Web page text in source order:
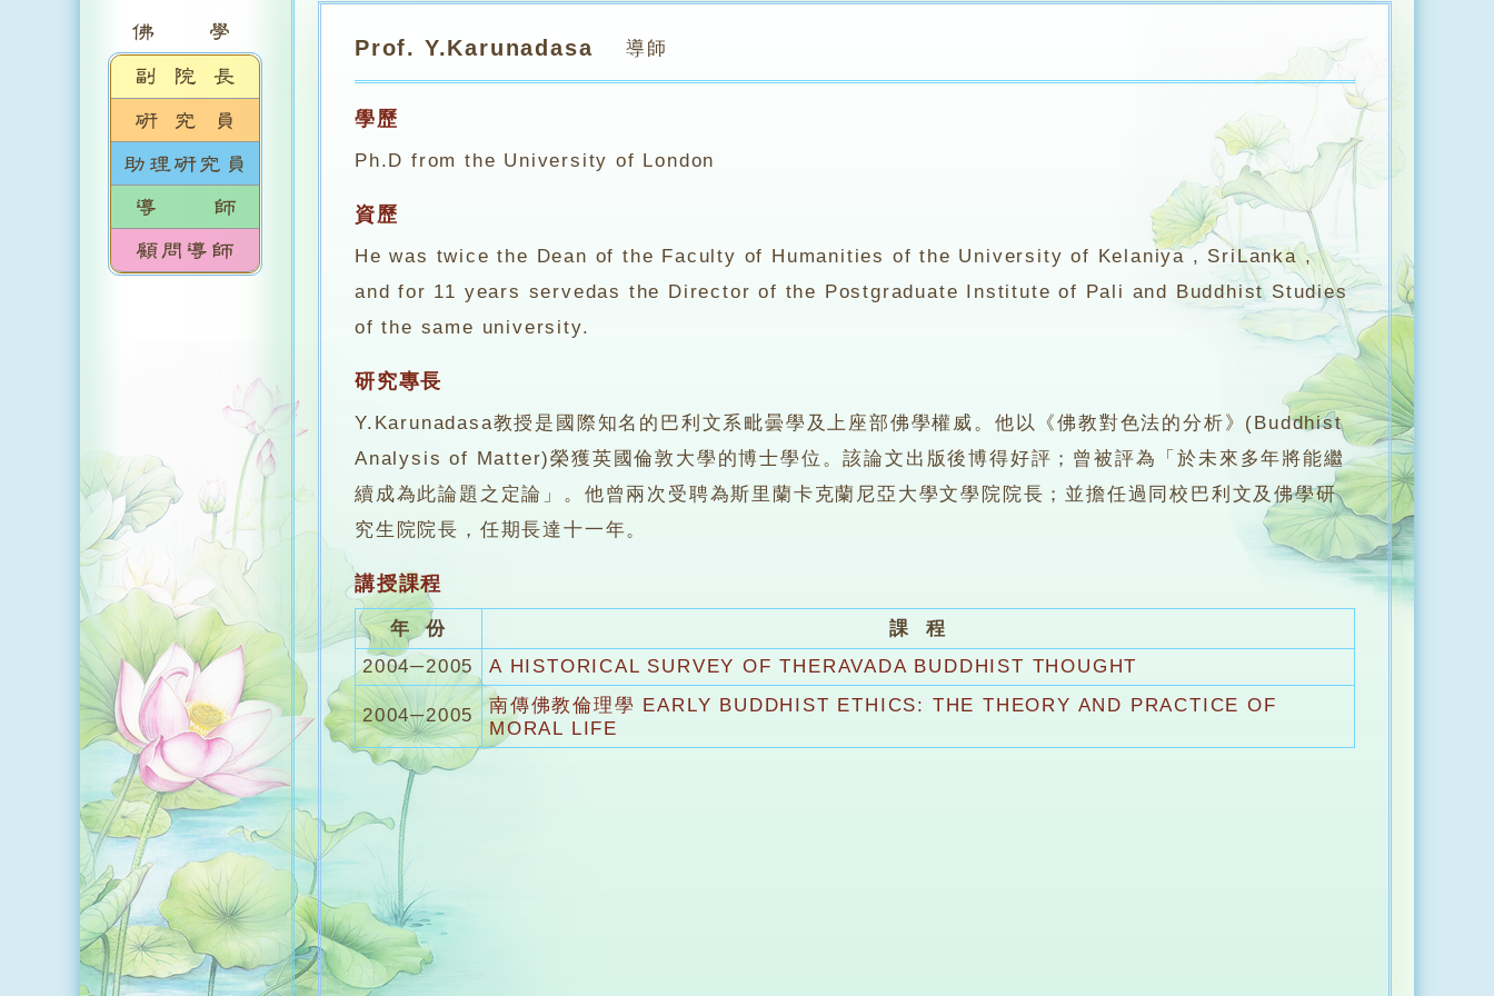
Prof. Y.Karunadasa 導師
學歷
Ph.D from the University of London
資歷
He was twice the Dean of the Faculty of Humanities of the University of Kelaniya , SriLanka ,
and for 11 years servedas the Director of the Postgraduate Institute of Pali and Buddhist Studies
of the same university.
研究專長
Y.Karunadasa教授是國際知名的巴利文系毗曇學及上座部佛學權威。他以《佛教對色法的分析》(Buddhist
Analysis of Matter)榮獲英國倫敦大學的博士學位。該論文出版後博得好評；曾被評為「於未來多年將能繼
續成為此論題之定論」。他曾兩次受聘為斯里蘭卡克蘭尼亞大學文學院院長；並擔任過同校巴利文及佛學研
究生院院長，任期長達十一年。
講授課程
年 份
課 程
2004─2005
A HISTORICAL SURVEY OF THERAVADA BUDDHIST THOUGHT
2004─2005
南傳佛教倫理學 EARLY BUDDHIST ETHICS: THE THEORY AND PRACTICE OF
MORAL LIFE